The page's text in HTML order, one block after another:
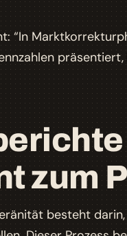
“In
zum
besteht